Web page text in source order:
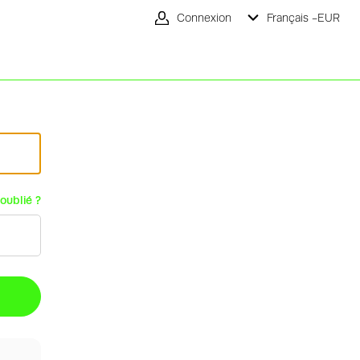
Connexion Français -EUR
?